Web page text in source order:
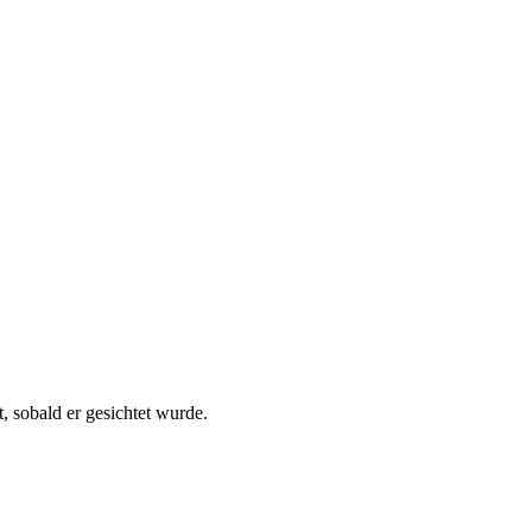
sobald er gesichtet wurde.